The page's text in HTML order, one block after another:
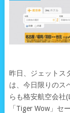
昨日、ジェットス
は、今日限りのス
らも格安航空会社
「Tiger Wow」セ